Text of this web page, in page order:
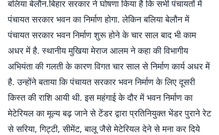
बलिया बेलौन.बिहार सरकार ने घोषणा किया है कि सभी पंचायतों में
पंचायत सरकार भवन का निर्माण होगा. लेकिन बलिया बेलौन में
पंचायत सरकार भवन निर्माण शुरू होने के चार साल बाद भी काम
अधर में है. स्थानीय मुखिया मेराज आलम ने कहा की विभागीय
अभियंता की गलती के कारण विगत चार साल से निर्माण कार्य अधर में
है. उन्होंने बताया कि पंचायत सरकार भवन निर्माण के लिए दूसरी
किस्त की राशि आयी थी. इस महंगाई के दौर में भवन निर्माण का
मेटेरियल का मूल्य बढ़ जाने से टेंडर द्वारा प्रतिनियुक्त भेंडर पुराने रेट
से सरिया, गिट्टी, सीमेंट, बालू जैसे मेटेरियल देने से मना कर दिये